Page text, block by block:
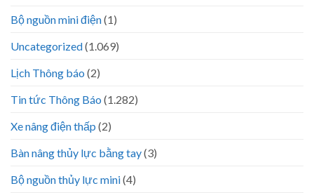
Bộ nguồn mini điện(1)
Uncategorized(1.069)
Lịch Thông báo (2)
Tin tức Thông Báo (1.282)
Xe nâng điện thấp (2)
Bàn nâng thủy lực bằng tay(3)
Bộ nguồn thủy lực mini(4)